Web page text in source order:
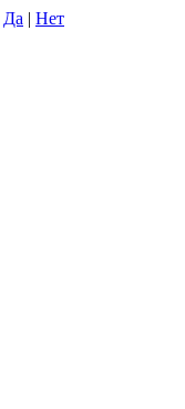
Да | Нет